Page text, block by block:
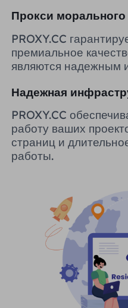
Прокси
PROXY.CC
премиальное
являются надежным
Надежная
PROXY.CC
работу ваших
страниц и
работы.